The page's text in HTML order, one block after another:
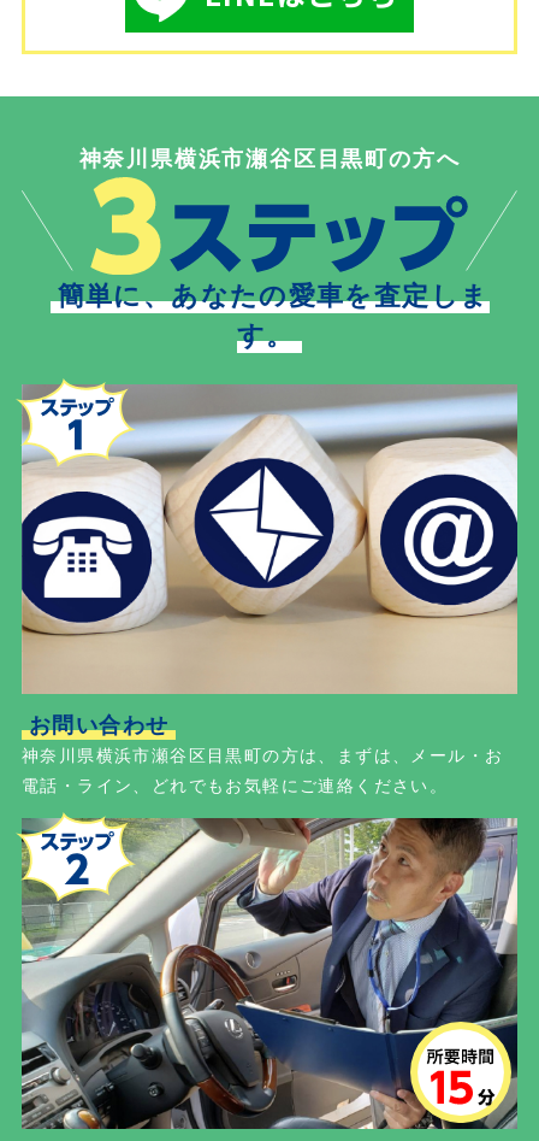
神奈川県横浜市瀬谷区目黒町の方へ
簡単に、あなたの愛車を査定しま
す。
お問い合わせ
神奈川県横浜市瀬谷区目黒町の方は、まずは、メール・お
電話・ライン、どれでもお気軽にご連絡ください。